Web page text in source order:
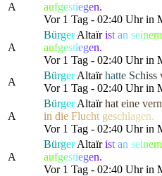
A aufgestiegen.
Vor 1 Tag - 02:40 Uhr in
A
BürgerAltaïrist an seinem
aufgestiegen.
Vor 1 Tag - 02:40 Uhr in
A
BürgerAltaïrhatte Schiss
Vor 1 Tag - 02:40 Uhr in
A
BürgerAltaïrhat eine ver
in die Flucht geschlagen.
Vor 1 Tag - 02:40 Uhr in
A
BürgerAltaïrist an seinem
aufgestiegen.
Vor 1 Tag - 02:40 Uhr in